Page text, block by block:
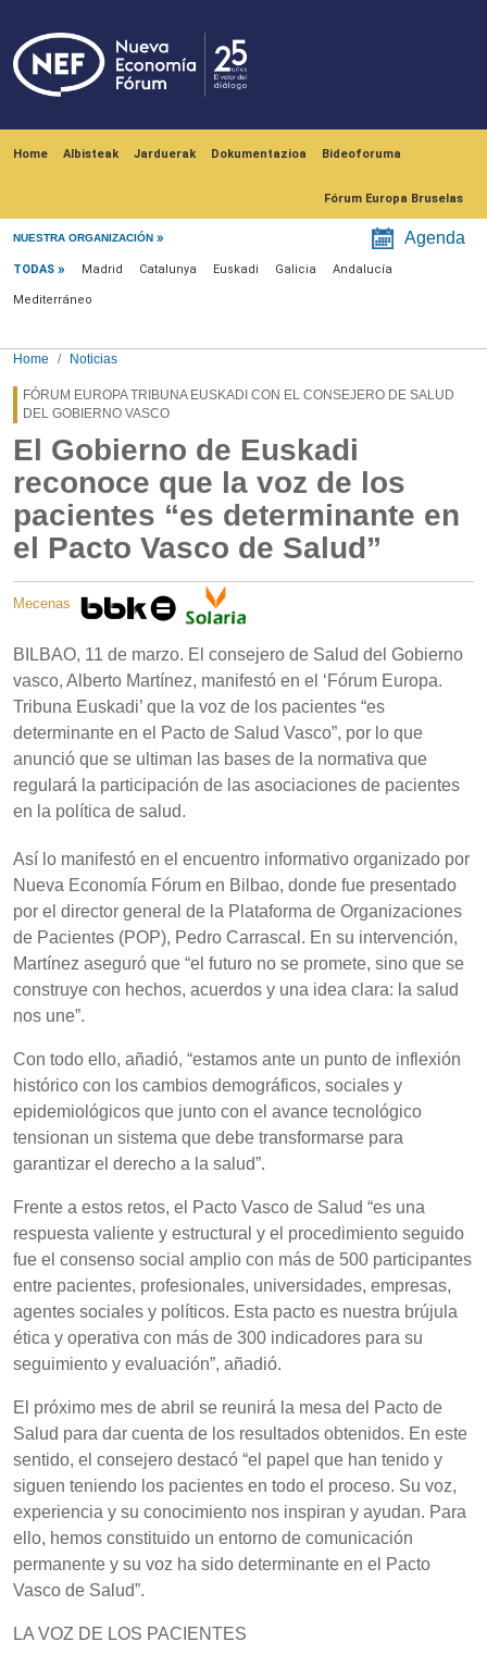
Home Albisteak Jarduerak Dokumentazioa Bideoforuma
Fórum Europa Bruselas
NUESTRA ORGANIZACIÓN Agenda
Menú noticias
TODAS Madrid Catalunya Euskadi Galicia Andalucía
Mediterráneo
Home Noticias
FÓRUM EUROPA TRIBUNA EUSKADI CON EL CONSEJERO DE SALUD
DEL GOBIERNO VASCO
El Gobierno de Euskadi
reconoce que la voz de los
pacientes “es determinante en
el Pacto Vasco de Salud”
Mecenas
BILBAO, 11 de marzo. El consejero de Salud del Gobierno
vasco, Alberto Martínez, manifestó en el ‘Fórum Europa.
Tribuna Euskadi’ que la voz de los pacientes “es
determinante en el Pacto de Salud Vasco”, por lo que
anunció que se ultiman las bases de la normativa que
regulará la participación de las asociaciones de pacientes
en la política de salud.
Así lo manifestó en el encuentro informativo organizado por
Nueva Economía Fórum en Bilbao, donde fue presentado
por el director general de la Plataforma de Organizaciones
de Pacientes (POP), Pedro Carrascal. En su intervención,
Martínez aseguró que “el futuro no se promete, sino que se
construye con hechos, acuerdos y una idea clara: la salud
nos une”.
Con todo ello, añadió, “estamos ante un punto de inflexión
histórico con los cambios demográficos, sociales y
epidemiológicos que junto con el avance tecnológico
tensionan un sistema que debe transformarse para
garantizar el derecho a la salud”.
Frente a estos retos, el Pacto Vasco de Salud “es una
respuesta valiente y estructural y el procedimiento seguido
fue el consenso social amplio con más de 500 participantes
entre pacientes, profesionales, universidades, empresas,
agentes sociales y políticos. Esta pacto es nuestra brújula
ética y operativa con más de 300 indicadores para su
seguimiento y evaluación”, añadió.
El próximo mes de abril se reunirá la mesa del Pacto de
Salud para dar cuenta de los resultados obtenidos. En este
sentido, el consejero destacó “el papel que han tenido y
siguen teniendo los pacientes en todo el proceso. Su voz,
experiencia y su conocimiento nos inspiran y ayudan. Para
ello, hemos constituido un entorno de comunicación
permanente y su voz ha sido determinante en el Pacto
Vasco de Salud”.
LA VOZ DE LOS PACIENTES